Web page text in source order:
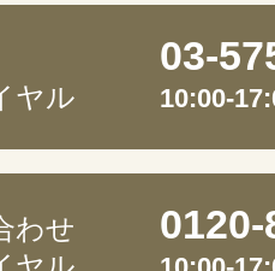
ヤル
03-
10:00-
わせ